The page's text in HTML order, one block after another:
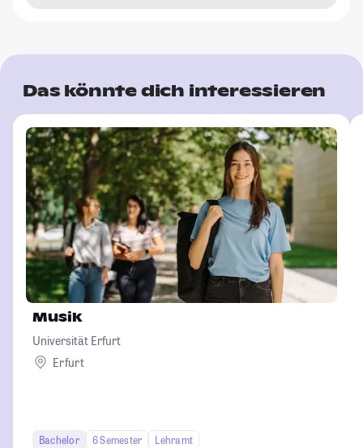
Das könnte dich interessieren
Musik
Universität Erfurt
Erfurt
Bachelor 6 Semester
Lehramt